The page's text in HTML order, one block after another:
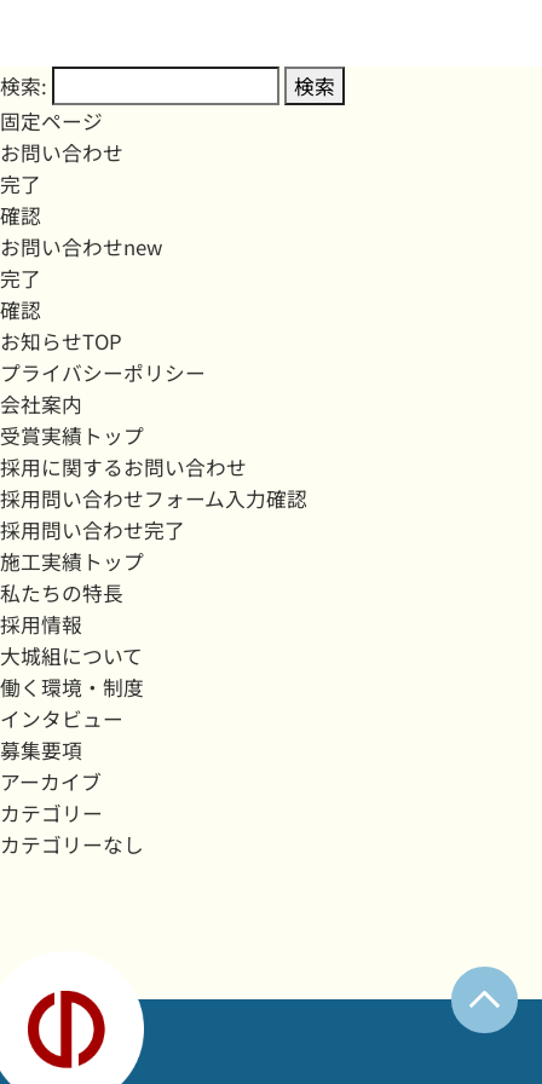
検索:
固定ページ
お問い合わせ
完了
確認
お問い合わせnew
完了
確認
お知らせTOP
プライバシーポリシー
会社案内
受賞実績トップ
採用に関するお問い合わせ
採用問い合わせフォーム入力確認
採用問い合わせ完了
施工実績トップ
私たちの特長
採用情報
大城組について
働く環境・制度
インタビュー
募集要項
アーカイブ
カテゴリー
カテゴリーなし